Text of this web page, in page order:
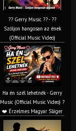
?? Gerry Music ?? - ??
Szóljon hangosan az ének
(Official Music Video)
Ha én szél lehetnék - Gerry
Music (Official Music Video) ?️
❤️ Érzelmes Magyar Sláger